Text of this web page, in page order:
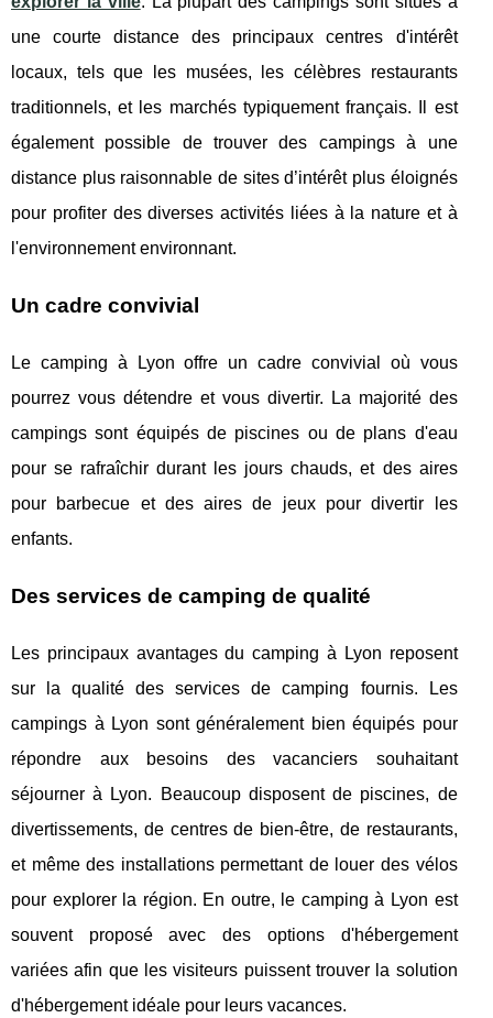
une courte distance des principaux centres d'intérêt
locaux, tels que les musées, les célèbres restaurants
traditionnels, et les marchés typiquement français. Il est
également possible de trouver des campings à une
distance plus raisonnable de sites d’intérêt plus éloignés
pour profiter des diverses activités liées à la nature et à
l'environnement environnant.
Un cadre convivial
Le camping à Lyon offre un cadre convivial où vous
pourrez vous détendre et vous divertir. La majorité des
campings sont équipés de piscines ou de plans d'eau
pour se rafraîchir durant les jours chauds, et des aires
pour barbecue et des aires de jeux pour divertir les
enfants.
Des services de camping de qualité
Les principaux avantages du camping à Lyon reposent
sur la qualité des services de camping fournis. Les
campings à Lyon sont généralement bien équipés pour
répondre aux besoins des vacanciers souhaitant
séjourner à Lyon. Beaucoup disposent de piscines, de
divertissements, de centres de bien-être, de restaurants,
et même des installations permettant de louer des vélos
pour explorer la région. En outre, le camping à Lyon est
souvent proposé avec des options d'hébergement
variées afin que les visiteurs puissent trouver la solution
d'hébergement idéale pour leurs vacances.